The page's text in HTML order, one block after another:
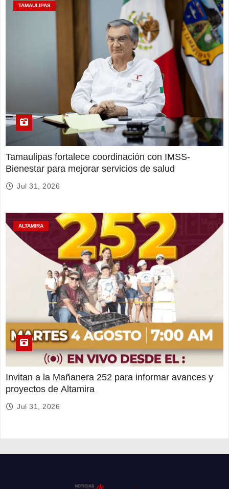
TAMAULIPAS
Tamaulipas fortalece coordinación con IMSS-
Bienestar para mejorar servicios de salud
Jul 31, 2026
ALTAMIRA
Invitan a la Mañanera 252 para informar avances y
proyectos de Altamira
Jul 31, 2026